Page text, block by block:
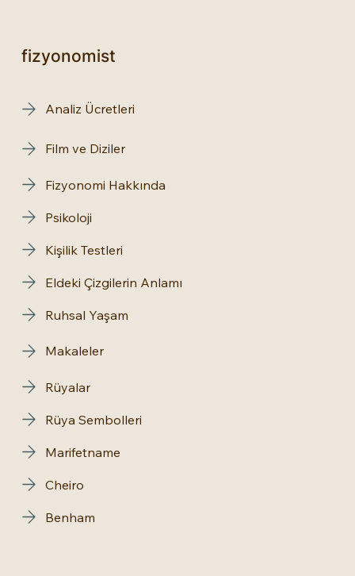
fizyonomist
Analiz Ücretleri
Film ve Diziler
Makaleler
Fizyonomi Hakkında
Psikoloji
Kişilik Testleri
Eldeki Çizgilerin Anlamı
Ruhsal Yaşam
Rüyalar
Rüya Sembolleri
Marifetname
Cheiro
Benham